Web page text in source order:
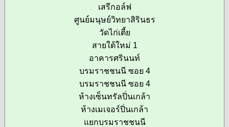
เสรีกอล์ฟ
ศูนย์มนุษย์วิทยาสิรินธร
วัดไก่เตี้ย
สายใต้ใหม่ 1
อาคารศรินนท์
บรมราชชนนี ซอย 4
บรมราชชนนี ซอย 4
ห้างเซ็นทรัลปิ่นเกล้า
ห้างเมเจอร์ปิ่นเกล้า
แยกบรมราชชนนี